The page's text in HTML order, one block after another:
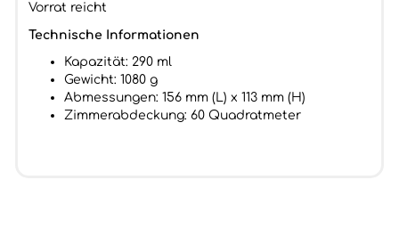
Vorrat reicht
Technische Informationen
Kapazität: 290 ml
Gewicht: 1080 g
Abmessungen: 156 mm (L) x 113 mm (H)
Zimmerabdeckung: 60 Quadratmeter